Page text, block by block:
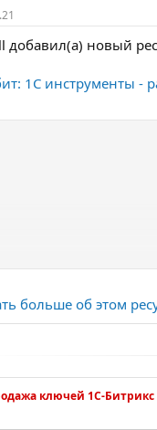
я
я
а
и
добавил(а) новый
1С инструменты -
решаемые
Расширение
на товары:
скидок из 1С через
скидок из 1С.
больше об этом
ключей 1С-Битрикс